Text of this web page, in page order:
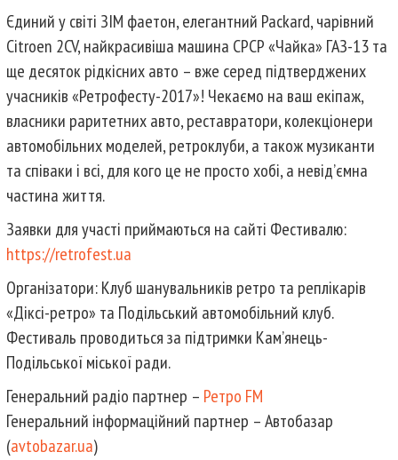
Єдиний у світі ЗІМ фаетон, елегантний Packard, чарівний
Citroen 2CV, найкрасивіша машина СРСР «Чайка» ГАЗ-13 та
ще десяток рідкісних авто – вже серед підтверджених
учасників «Ретрофесту-2017»! Чекаємо на ваш екіпаж,
власники раритетних авто, реставратори, колекціонери
автомобільних моделей, ретроклуби, а також музиканти
та співаки і всі, для кого це не просто хобі, а невід’ємна
частина життя.
Заявки для участі приймаються на сайті Фестивалю:
https://retrofest.ua
Організатори: Клуб шанувальників ретро та реплікарів
«Діксі-ретро» та Подільський автомобільний клуб.
Фестиваль проводиться за підтримки Кам’янець-
Подільської міської ради.
Генеральний радіо партнер – Ретро FM
Генеральний інформаційний партнер – Автобазар
(avtobazar.ua)